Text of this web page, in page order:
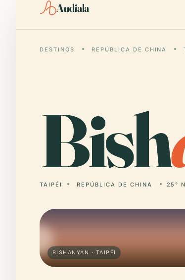
Audiala
DESTINOS REPÚBLICA DE CHINA
Bish
TAIPÉI REPÚBLICA DE CHINA 25°
BISHANYAN · TAIPÉI